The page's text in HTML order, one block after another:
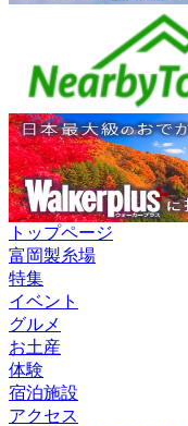
トップページ
富岡製糸場
特集
イベント
グルメ
お土産
体験
宿泊施設
アクセス